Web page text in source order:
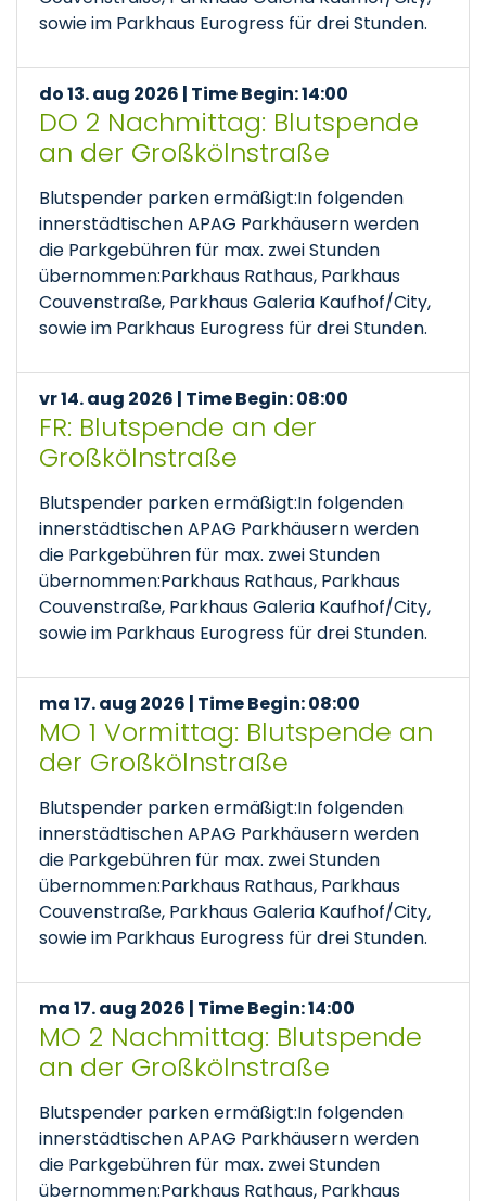
sowie im Parkhaus Eurogress für drei Stunden.
do 13. aug 2026 | Time Begin: 14:00
DO 2 Nachmittag: Blutspende
an der Großkölnstraße
Blutspender parken ermäßigt:In folgenden
innerstädtischen APAG Parkhäusern werden
die Parkgebühren für max. zwei Stunden
übernommen:Parkhaus Rathaus, Parkhaus
Couvenstraße, Parkhaus Galeria Kaufhof/City,
sowie im Parkhaus Eurogress für drei Stunden.
vr 14. aug 2026 | Time Begin: 08:00
FR: Blutspende an der
Großkölnstraße
Blutspender parken ermäßigt:In folgenden
innerstädtischen APAG Parkhäusern werden
die Parkgebühren für max. zwei Stunden
übernommen:Parkhaus Rathaus, Parkhaus
Couvenstraße, Parkhaus Galeria Kaufhof/City,
sowie im Parkhaus Eurogress für drei Stunden.
ma 17. aug 2026 | Time Begin: 08:00
MO 1 Vormittag: Blutspende an
der Großkölnstraße
Blutspender parken ermäßigt:In folgenden
innerstädtischen APAG Parkhäusern werden
die Parkgebühren für max. zwei Stunden
übernommen:Parkhaus Rathaus, Parkhaus
Couvenstraße, Parkhaus Galeria Kaufhof/City,
sowie im Parkhaus Eurogress für drei Stunden.
ma 17. aug 2026 | Time Begin: 14:00
MO 2 Nachmittag: Blutspende
an der Großkölnstraße
Blutspender parken ermäßigt:In folgenden
innerstädtischen APAG Parkhäusern werden
die Parkgebühren für max. zwei Stunden
übernommen:Parkhaus Rathaus, Parkhaus